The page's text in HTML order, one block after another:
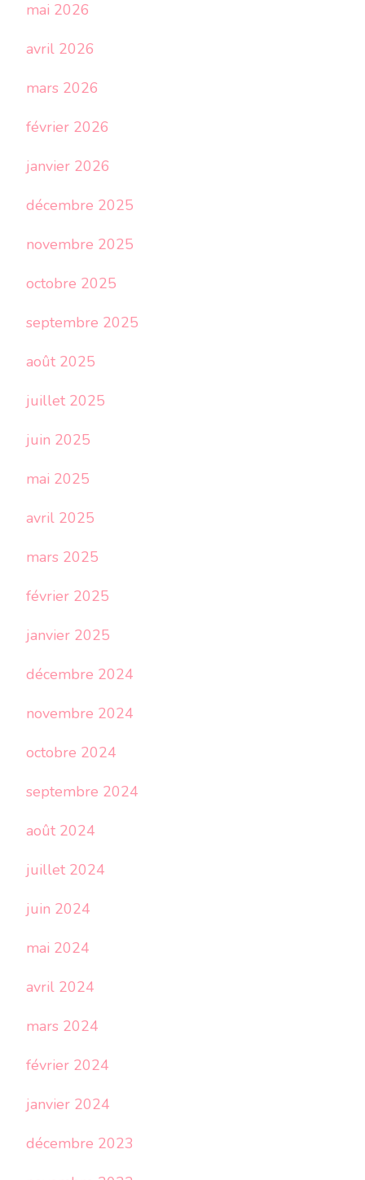
mai 2026
avril 2026
mars 2026
février 2026
janvier 2026
décembre 2025
novembre 2025
octobre 2025
septembre 2025
août 2025
juillet 2025
juin 2025
mai 2025
avril 2025
mars 2025
février 2025
janvier 2025
décembre 2024
novembre 2024
octobre 2024
septembre 2024
août 2024
juillet 2024
juin 2024
mai 2024
avril 2024
mars 2024
février 2024
janvier 2024
décembre 2023